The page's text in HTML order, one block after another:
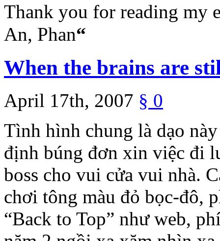
Thank you for reading my
An, Phan“
When the brains are
April 17th, 2007 § 0
Tình hình chung là dạo
định búng đơn xin việc đi
boss cho vui cửa vui nhà.
chơi tông màu đỏ bọc-đô,
“Back to Top” như web,